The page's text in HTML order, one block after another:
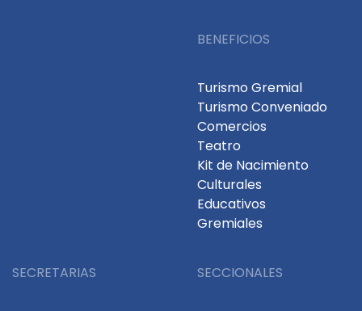
BENEFICIOS
Turismo Gremial
Turismo Conveniado
Comercios
Teatro
Kit de Nacimiento
Culturales
Educativos
Gremiales
SECRETARIAS SECCIONALES